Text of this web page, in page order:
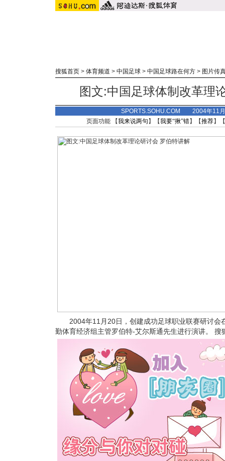
搜狐首页 > 体育频道 > 中国足球 > 中国足球路在何方 > 图片传
图文:中国足球体制改革理
SPORTS.SOHU.COM 2004年11
页面功能 【我来说两句 】【我要“揪”错】【推荐】
2004年11月20日，创建成功足球职业联赛研讨会
勤体育经济组主管罗伯特-艾尔斯通先生进行演讲。 搜